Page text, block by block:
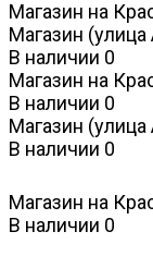
Магазин на
Магазин
В наличии 0
Магазин на
В наличии 0
Магазин
В наличии 0
Магазин на
В наличии 0